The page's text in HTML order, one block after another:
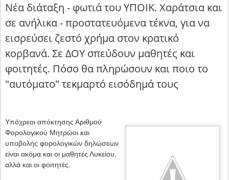
Νέα διάταξη - φωτιά του ΥΠΟΙΚ. Χαράτσια και
σε ανήλικα - προστατευόμενα τέκνα, για να
εισρεύσει ζεστό χρήμα στον κρατικό
κορβανά. Σε ΔΟΥ σπεύδουν μαθητές και
φοιτητές. Πόσο θα πληρώσουν και ποιο το
"αυτόματο" τεκμαρτό εισόδημά τους
Υπόχρεοι απόκτησης Αριθμού
Φορολογικού Μητρώοι και
υποβολής φορολογικών δηλώσεων
είναι ακόμα και οι μαθητές Λυκείου,
αλλά και οι φοιτητές.